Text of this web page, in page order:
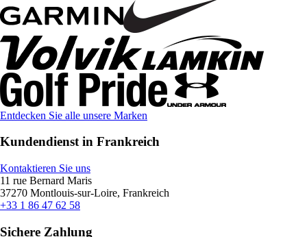
Entdecken Sie alle unsere Marken
Kundendienst in Frankreich
Kontaktieren Sie uns
11 rue Bernard Maris
37270 Montlouis-sur-Loire, Frankreich
+33 1 86 47 62 58
Sichere Zahlung